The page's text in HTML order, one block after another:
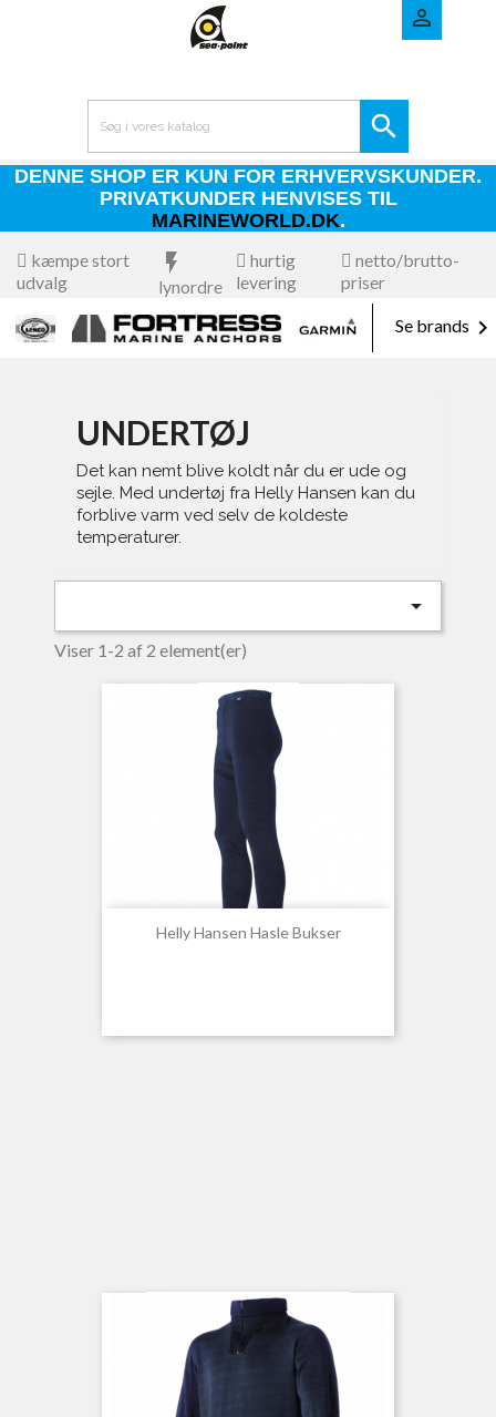


DENNE SHOP ER KUN FOR ERHVERVSKUNDER.
PRIVATKUNDER HENVISES TIL
MARINEWORLD.DK.
kæmpe stort
udvalg
flash_on
lynordre
hurtig
levering
netto/brutto-
priser
Se brands 
UNDERTØJ
Det kan nemt blive koldt når du er ude og
sejle. Med undertøj fra Helly Hansen kan du
forblive varm ved selv de koldeste
temperaturer.

Viser 1-2 af 2 element(er)
Helly Hansen Hasle Bukser